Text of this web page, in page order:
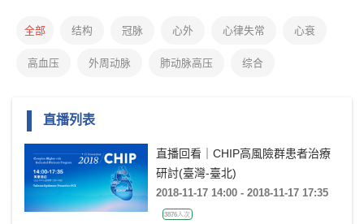
全部 结构 冠脉 心外 心律失常 心衰
高血压 外周动脉 肺动脉高压 综合
直播列表
直播回看｜CHIP高風險群患者治療
研討(臺灣-臺北)
2018-11-17 14:00 - 2018-11-17 17:35
3876人次